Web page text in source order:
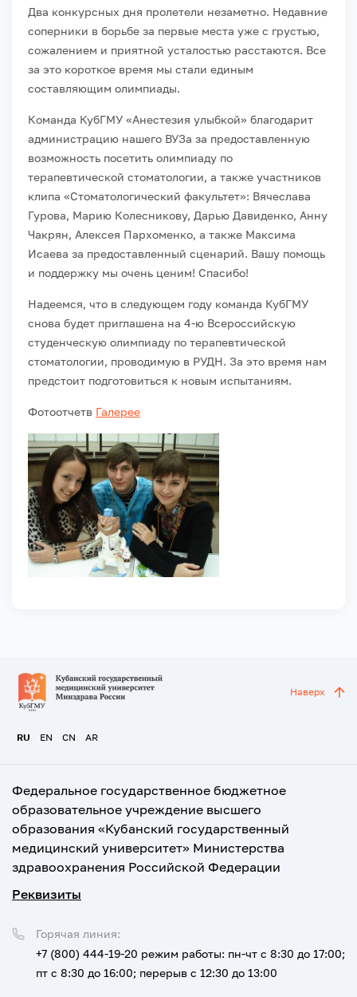
Два конкурсных дня пролетели незаметно. Недавние
соперники в борьбе за первые места уже с грустью,
сожалением и приятной усталостью расстаются. Все
за это короткое время мы стали единым
составляющим олимпиады.
Команда КубГМУ «Анестезия улыбкой» благодарит
администрацию нашего ВУЗа за предоставленную
возможность посетить олимпиаду по
терапевтической стоматологии, а также участников
клипа «Стоматологический факультет»: Вячеслава
Гурова, Марию Колесникову, Дарью Давиденко, Анну
Чакрян, Алексея Пархоменко, а также Максима
Исаева за предоставленный сценарий. Вашу помощь
и поддержку мы очень ценим! Спасибо!
Надеемся, что в следующем году команда КубГМУ
снова будет приглашена на 4-ю Всероссийскую
студенческую олимпиаду по терапевтической
стоматологии, проводимую в РУДН. За это время нам
предстоит подготовиться к новым испытаниям.
Фотоотчетв Галерее
RU EN CN AR
Наверх
Федеральное государственное бюджетное
образовательное учреждение высшего
образования «Кубанский государственный
медицинский университет» Министерства
здравоохранения Российской Федерации
Реквизиты
Горячая линия:
+7 (800) 444-19-20 режим работы: пн-чт с 8:30 до 17:00;
пт с 8:30 до 16:00; перерыв с 12:30 до 13:00